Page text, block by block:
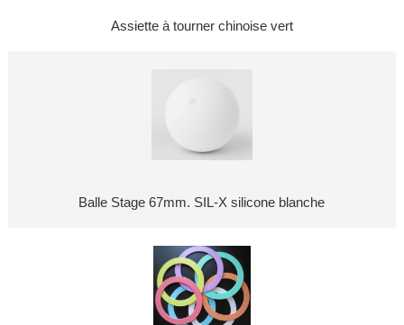
Assiette à tourner chinoise vert
Balle Stage 67mm. SIL-X silicone blanche